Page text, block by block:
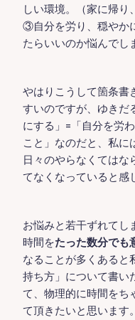
しい環境。（家に帰り
③自分を労り、穏やか
たらいいのか悩んでし
やはりこうして箇条書
すいのですが、ゆきだ
にする」=「自分を労
こと」なのだと、私に
日々のやらなくてはな
てなくなっていると感
お悩みと若干ずれてし
時間をたった数分でも
なることが多くあると
持ち方」について書い
て、物理的に時間をち
て頂きたいと思います